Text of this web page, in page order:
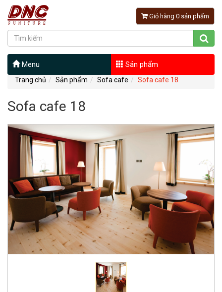
Giỏ hàng 0 sản phẩm
Menu Sản phẩm
Trang chủ Sản phẩm Sofa cafe Sofa cafe 18
Sofa cafe 18